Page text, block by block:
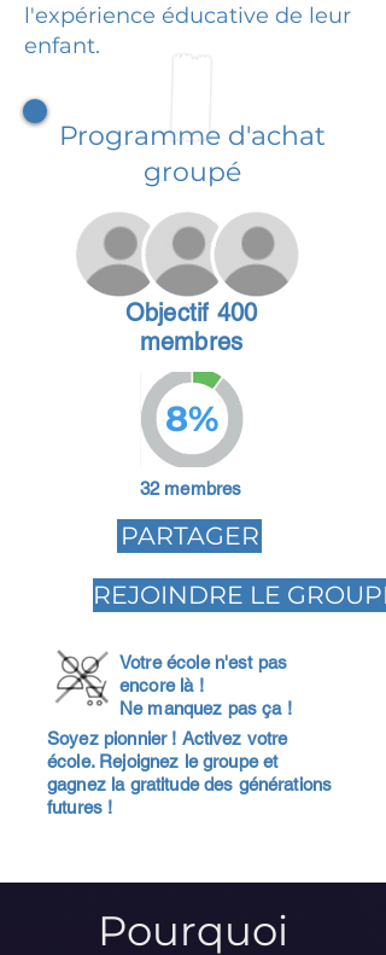
l'expérience éducative de leur
enfant.
Programme d'achat
groupé
Objectif 400
membres
8%
32 membres
PARTAGER
REJOINDRE LE GROUPE
Votre école n'est pas
encore là !
Ne manquez pas ça !
Soyez pionnier ! Activez votre
école. Rejoignez le groupe et
gagnez la gratitude des générations
futures !
Pourquoi